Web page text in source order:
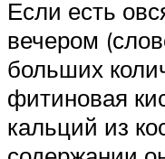
Если есть
вечером
больших
фитиновая
кальций из